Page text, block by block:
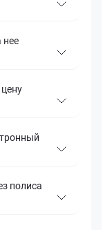
нее
полиса